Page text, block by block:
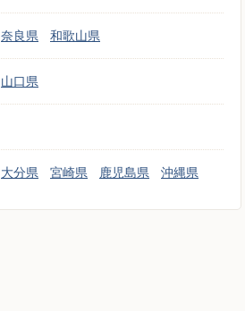
奈良県 和歌山県
山口県
大分県 宮崎県 鹿児島県 沖縄県